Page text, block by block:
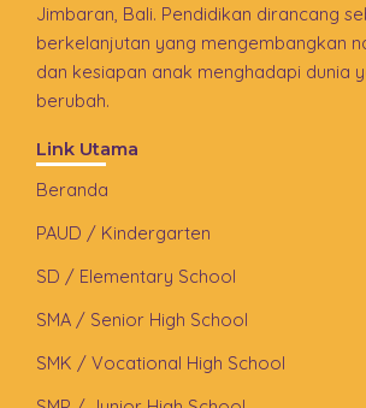
Jimbaran, Bali. Pendidikan dirancang
berkelanjutan yang mengembangkan
dan kesiapan anak menghadapi dunia
berubah.
Link Utama
Beranda
PAUD / Kindergarten
SD / Elementary School
SMA / Senior High School
SMK / Vocational High School